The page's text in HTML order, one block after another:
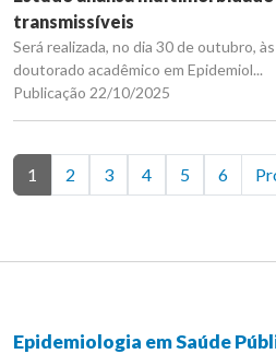
transmissíveis
Será realizada, no dia 30 de outubro,
doutorado acadêmico em Epidemiol...
Publicação 22/10/2025
1 2 3 4 5 6
Epidemiologia em Saúde